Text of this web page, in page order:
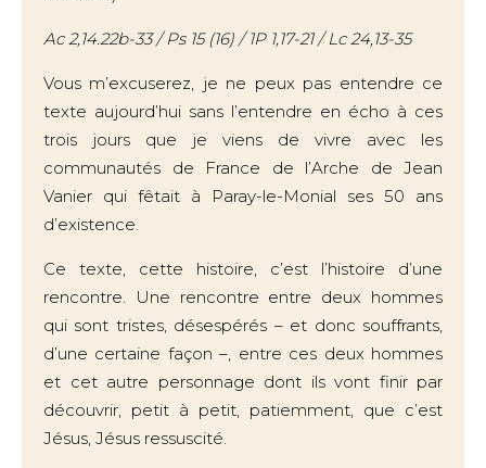
Ac 2,14.22b-33 / Ps 15 (16) / 1P 1,17-21 / Lc 24,13-35
Vous m’excuserez, je ne peux pas entendre ce
texte aujourd’hui sans l’entendre en écho à ces
trois jours que je viens de vivre avec les
communautés de France de l’Arche de Jean
Vanier qui fêtait à Paray-le-Monial ses 50 ans
d’existence.
Ce texte, cette histoire, c’est l’histoire d’une
rencontre. Une rencontre entre deux hommes
qui sont tristes, désespérés – et donc souffrants,
d’une certaine façon –, entre ces deux hommes
et cet autre personnage dont ils vont finir par
découvrir, petit à petit, patiemment, que c’est
Jésus, Jésus ressuscité.